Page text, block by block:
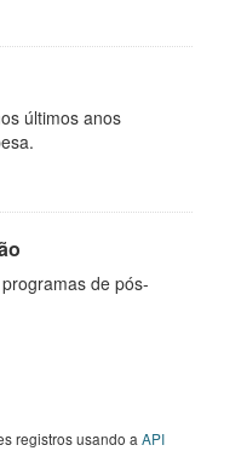
últimos anos
de pós-
registros usando a API